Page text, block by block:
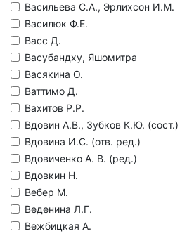
Васильева С.А., Эрлихсон И.М.
Василюк Ф.Е.
Васс Д.
Васубандху, Яшомитра
Васякина О.
Ваттимо Д.
Вахитов Р.Р.
Вдовин А.В., Зубков К.Ю. (сост.)
Вдовина И.С. (отв. ред.)
Вдовиченко А. В. (ред.)
Вдовкин Н.
Вебер М.
Веденина Л.Г.
Вежбицкая А.